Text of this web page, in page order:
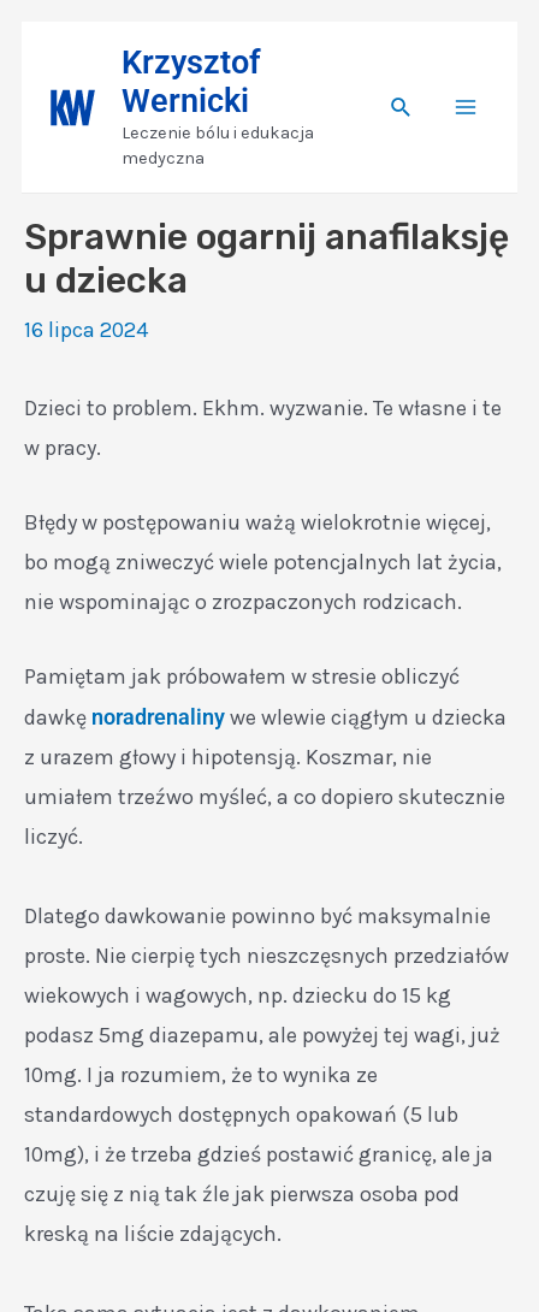
content
Krzysztof
Wernicki
Leczenie bólu i edukacja
medyczna
SearchMenu
Sprawnie ogarnij anafilaksję
u dziecka
16 lipca 2024
Dzieci to problem. Ekhm. wyzwanie. Te własne i te
w pracy.
Błędy w postępowaniu ważą wielokrotnie więcej,
bo mogą zniweczyć wiele potencjalnych lat życia,
nie wspominając o zrozpaczonych rodzicach.
Pamiętam jak próbowałem w stresie obliczyć
dawkę noradrenalinywe wlewie ciągłym u dziecka
z urazem głowy i hipotensją. Koszmar, nie
umiałem trzeźwo myśleć, a co dopiero skutecznie
liczyć.
Dlatego dawkowanie powinno być maksymalnie
proste. Nie cierpię tych nieszczęsnych przedziałów
wiekowych i wagowych, np. dziecku do 15 kg
podasz 5mg diazepamu, ale powyżej tej wagi, już
10mg. I ja rozumiem, że to wynika ze
standardowych dostępnych opakowań (5 lub
10mg), i że trzeba gdzieś postawić granicę, ale ja
czuję się z nią tak źle jak pierwsza osoba pod
kreską na liście zdających.